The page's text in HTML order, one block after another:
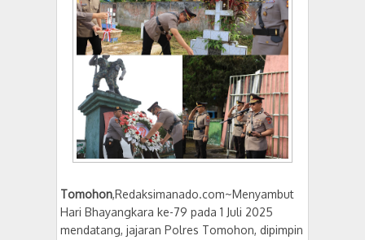
Tomohon,Redaksimanado.com~Menyambut
Hari Bhayangkara ke-79 pada 1 Juli 2025
mendatang, jajaran Polres Tomohon, dipimpin